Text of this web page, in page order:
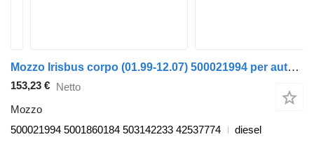
Mozzo Irisbus corpo (01.99-12.07) 500021994 per autobus Irisbus Access, Evadys, Axer, Karosa, Recreo, Domino, Agora, Citelis, Eurorider (1999-)
153,23 € Netto
Mozzo
500021994 5001860184 503142233 42537774
diesel